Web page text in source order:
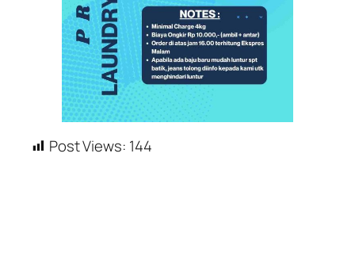
Post Views: 144